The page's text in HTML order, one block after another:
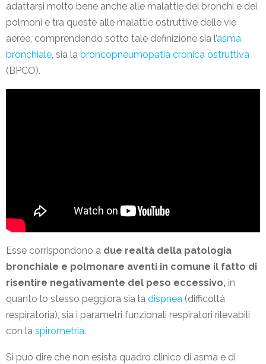
adattarsi molto bene anche alle malattie dei bronchi e dei
polmoni e tra queste alle malattie ostruttive delle vie
aeree, comprendendo sotto tale definizione sia l’asma
bronchiale, sia la broncopneumopatia cronica ostruttiva
(BPCO).
Esse corrispondono a due realtà della patologia
bronchiale e polmonare aventi in comune il fatto di
risentire negativamente del peso eccessivo, in
quanto lo stesso peggiora sia la dispnea (difficoltà
respiratoria), sia i parametri funzionali respiratori rilevabili
con la spirometria.
Si può dire che non esista quadro clinico di asma e di